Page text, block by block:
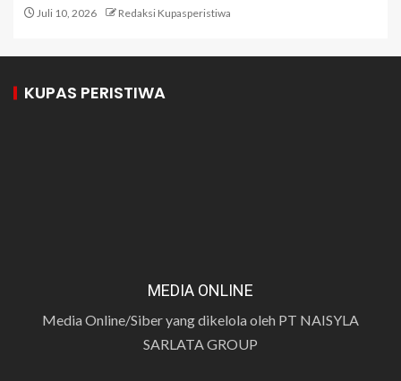
Juli 10, 2026 Redaksi Kupasperistiwa
KUPAS PERISTIWA
MEDIA ONLINE
Media Online/Siber yang dikelola oleh PT NAISYLA
SARLATA GROUP